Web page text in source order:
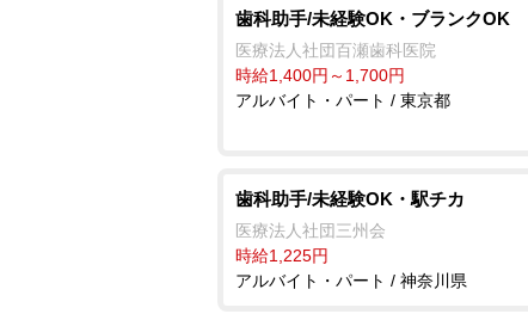
歯科助手/未経験OK・ブランクOK
医療法人社団百瀬歯科医院
時給1,400円～1,700円
アルバイト・パート / 東京都
歯科助手/未経験OK・駅チカ
医療法人社団三州会
時給1,225円
アルバイト・パート / 神奈川県